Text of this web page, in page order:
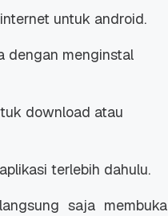
untuk android.
dengan menginstal
download atau
aplikasi terlebih dahulu.
saja membuka